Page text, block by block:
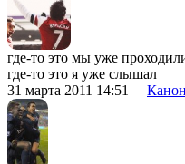
где-то это мы уже
где-то это я уже слышал
31 марта 2011 14:51